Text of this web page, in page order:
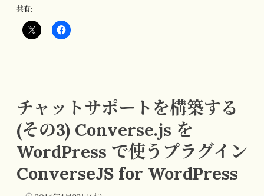
共有:
チャットサポートを構築する
(その3) Converse.js を
WordPress で使うプラグイン
ConverseJS for WordPress